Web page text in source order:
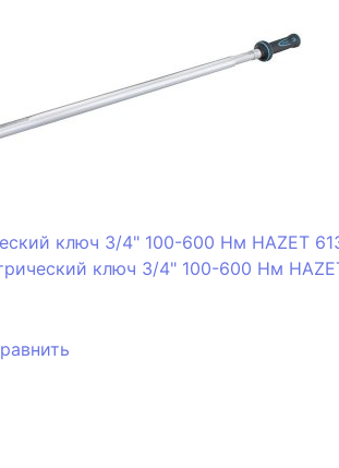
ключ 3/4" 100-600 Нм HAZET
ключ 3/4" 100-600 Нм